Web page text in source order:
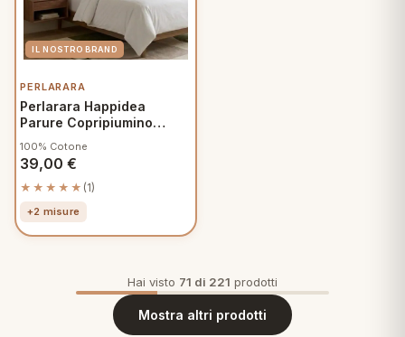
PERLARARA
Perlarara Happidea
Parure Copripiumino
Unita Bianco
100% Cotone
39,00 €
★★★★★ (1)
+2 misure
Hai visto 71 di 221 prodotti
Mostra altri prodotti